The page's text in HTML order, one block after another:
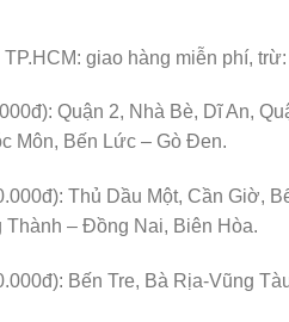
giao hàng miễn phí, trừ:
Quận 2, Nhà Bè, Dĩ An,
Môn, Bến Lức – Gò Đen.
Thủ Dầu Một, Cần Giờ,
– Đồng Nai, Biên Hòa.
Bến Tre, Bà Rịa-Vũng